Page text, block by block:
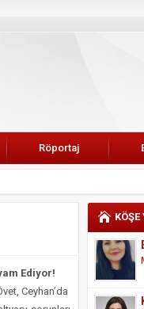
Röportaj
Ediyor!
Ceyhan’da